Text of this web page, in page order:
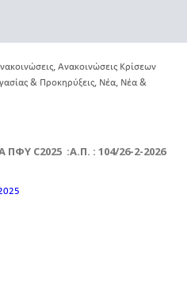
Ανακοινώσεις Κρίσεων
& Προκηρύξεις Νέα Νέα &
ΠΦΥ C2025 :Α.Π. : 104/26-2-2026